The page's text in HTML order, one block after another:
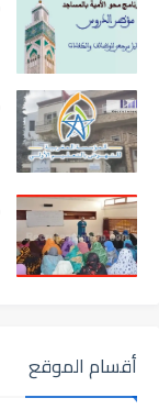
أقسام الموقع